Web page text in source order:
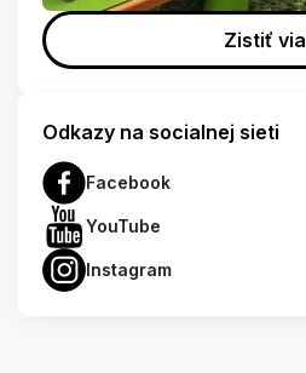
Zistiť
Odkazy na socialnej sieti
Facebook
YouTube
Instagram